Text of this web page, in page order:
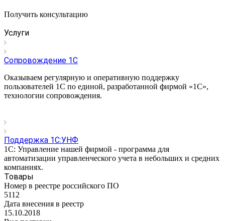
Получить консультацию
Услуги
Сопровождение 1С
Оказываем регулярную и оперативную поддержку
пользователей 1С по единой, разработанной фирмой «1С»,
технологии сопровождения.
Поддержка 1С:УНФ
1С: Управление нашей фирмой - программа для
автоматизации управленческого учета в небольших и средних
компаниях.
Товары
Номер в реестре российского ПО
5112
Дата внесения в реестр
15.10.2018